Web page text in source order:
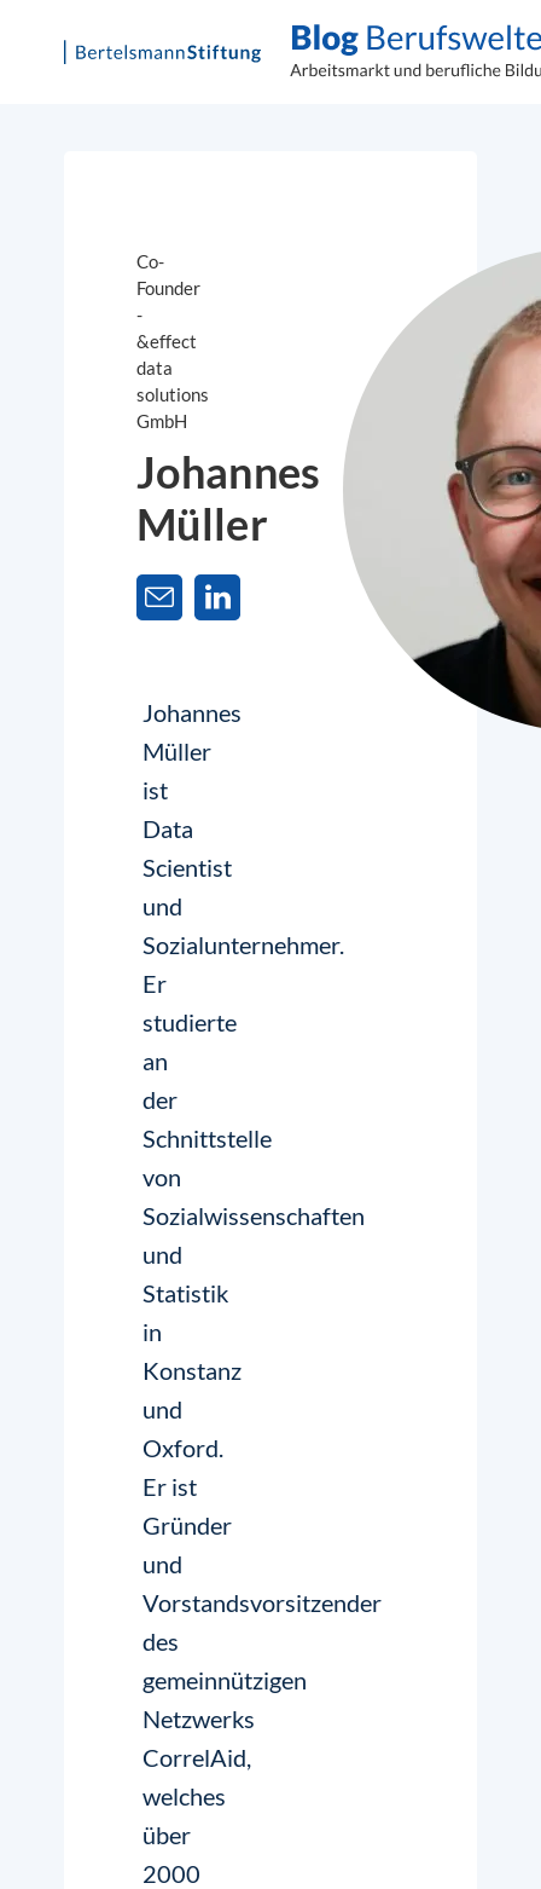
Co-
Founder
-
&effect
data
solutions
GmbH
Johannes
Müller
Johannes
Müller
ist
Data
Scientist
und
Sozialunternehmer.
Er
studierte
an
der
Schnittstelle
von
Sozialwissenschaften
und
Statistik
in
Konstanz
und
Oxford.
Er ist
Gründer
und
Vorstandsvorsitzender
des
gemeinnützigen
Netzwerks
CorrelAid,
welches
über
2000